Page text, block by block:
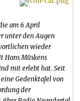
am 6 April
unter den Augen
wieder
Hans Müskens
mit erlebt hat. Seit
Gedenktafel von
der